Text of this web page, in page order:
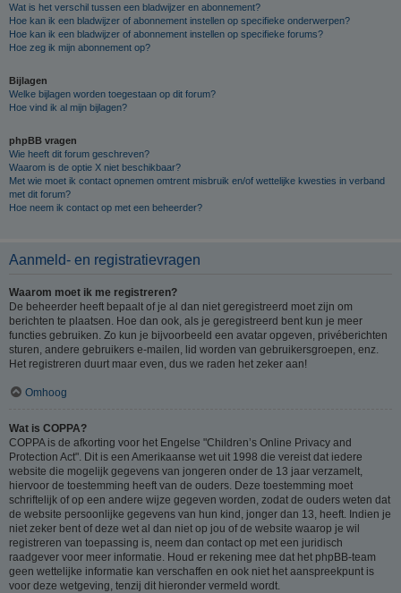
Wat is het verschil tussen een bladwijzer en abonnement?
Hoe kan ik een bladwijzer of abonnement instellen op specifieke onderwerpen?
Hoe kan ik een bladwijzer of abonnement instellen op specifieke forums?
Hoe zeg ik mijn abonnement op?
Bijlagen
Welke bijlagen worden toegestaan op dit forum?
Hoe vind ik al mijn bijlagen?
phpBB vragen
Wie heeft dit forum geschreven?
Waarom is de optie X niet beschikbaar?
Met wie moet ik contact opnemen omtrent misbruik en/of wettelijke kwesties in verband
met dit forum?
Hoe neem ik contact op met een beheerder?
Aanmeld- en registratievragen
Waarom moet ik me registreren?
De beheerder heeft bepaalt of je al dan niet geregistreerd moet zijn om
berichten te plaatsen. Hoe dan ook, als je geregistreerd bent kun je meer
functies gebruiken. Zo kun je bijvoorbeeld een avatar opgeven, privéberichten
sturen, andere gebruikers e-mailen, lid worden van gebruikersgroepen, enz.
Het registreren duurt maar even, dus we raden het zeker aan!
Omhoog
Wat is COPPA?
COPPA is de afkorting voor het Engelse "Children’s Online Privacy and
Protection Act". Dit is een Amerikaanse wet uit 1998 die vereist dat iedere
website die mogelijk gegevens van jongeren onder de 13 jaar verzamelt,
hiervoor de toestemming heeft van de ouders. Deze toestemming moet
schriftelijk of op een andere wijze gegeven worden, zodat de ouders weten dat
de website persoonlijke gegevens van hun kind, jonger dan 13, heeft. Indien je
niet zeker bent of deze wet al dan niet op jou of de website waarop je wil
registreren van toepassing is, neem dan contact op met een juridisch
raadgever voor meer informatie. Houd er rekening mee dat het phpBB-team
geen wettelijke informatie kan verschaffen en ook niet het aanspreekpunt is
voor deze wetgeving, tenzij dit hieronder vermeld wordt.